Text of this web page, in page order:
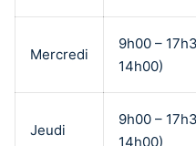
Mercredi
9h00 –
14h00)
Jeudi
9h00 –
14h00)